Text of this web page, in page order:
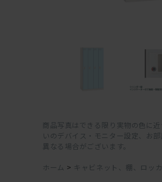
商品写真はできる限り実物の色に
いのデバイス・モニター設定、お
異なる場合がございます。
ホーム > キャビネット、棚、ロッ